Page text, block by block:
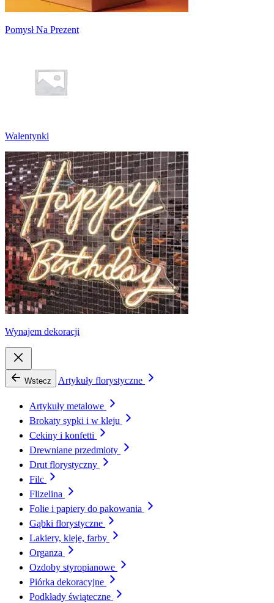
Pomysł Na Prezent
Walentynki
Wynajem dekoracji
Wstecz Artykuły florystyczne
Artykuły metalowe
Brokaty sypki i w kleju
Cekiny i konfetti
Drewniane przedmioty
Drut florystyczny
Filc
Flizelina
Folie i papiery do pakowania
Gąbki florystyczne
Lakiery, kleje, farby
Organza
Ozdoby styropianowe
Piórka dekoracyjne
Podkłady świąteczne